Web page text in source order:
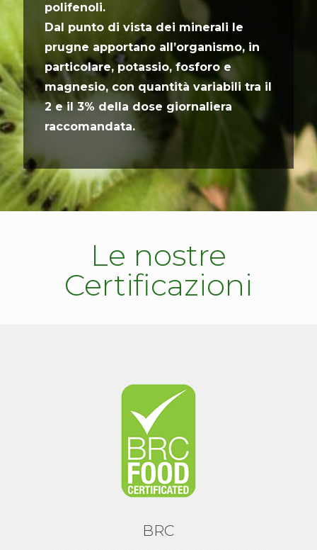
polifenoli.
Dal punto di vista dei minerali le
prugne apportano all’organismo, in
particolare, potassio, fosforo e
magnesio, con quantità variabili tra il
2 e il 3% della dose giornaliera
raccomandata.
Le nostre
Certificazioni
BRC